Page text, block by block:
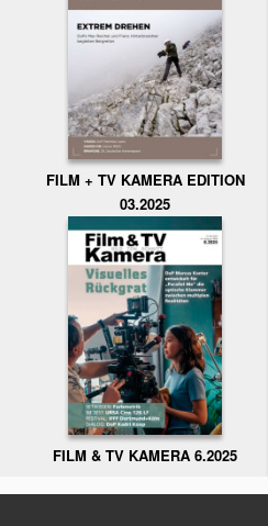
FILM + TV KAMERA EDITION
03.2025
FILM & TV KAMERA 6.2025